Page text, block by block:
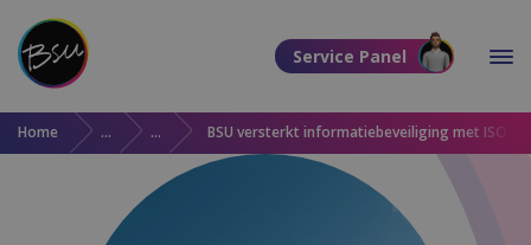
Direct naar de content
Direct naar de footer
Home Over BSUUpdatesBSU versterkt informatiebeveiliging met ISO-
Service Panel